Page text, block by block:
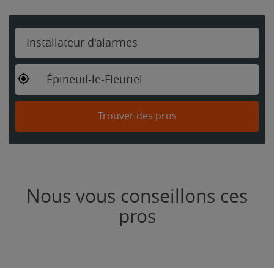
Installateur d'alarmes
Épineuil-le-Fleuriel
Trouver des pros
Nous vous conseillons ces
pros